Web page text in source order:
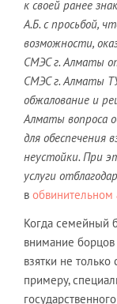
к своей ранее
А.Б. с просьбой,
возможности,
СМЭС г. Алматы
СМЭС г. Алматы
обжалование и
Алматы вопроса
для обеспечения
неустойки. При
услуги
в обвинительном
Когда семейный
внимание борцов
взятки не
примеру,